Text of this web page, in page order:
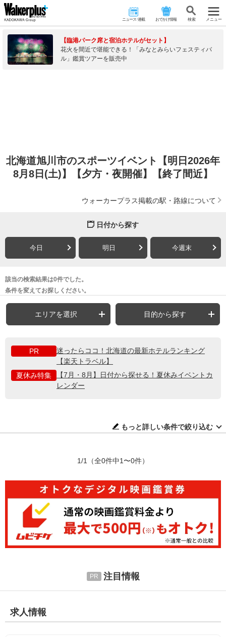
ニュース･連載 おでかけ情報 検 索 メニュー
【臨港パーク席と宿泊ホテルがセット】
花火を間近で堪能できる！「みなとみらいフェスティバ
ル」鑑賞ツアーを販売中
北海道旭川市のスポーツイベント【明日2026年
8月8日(土)】【夕方・夜開催】【終了間近】
ウォーカープラス掲載の駅・路線について
日付から探す
今日 明日 今週末
該当の検索結果は0件でした。
条件を変えてお探しください。
エリアを選択 目的から探す
PR
迷ったらココ！北海道の最新ホテルランキング
【楽天トラベル】
夏休み特集
【7月・8月】日付から探せる！夏休みイベントカ
レンダー
もっと詳しい条件で絞り込む
1/1 （全0件中1〜0件）
注目情報
求人情報